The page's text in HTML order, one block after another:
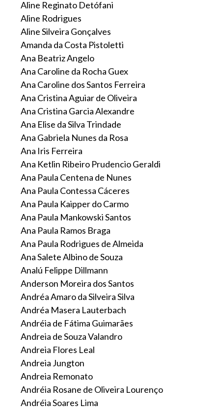
Aline Reginato Detófani
Aline Rodrigues
Aline Silveira Gonçalves
Amanda da Costa Pistoletti
Ana Beatriz Angelo
Ana Caroline da Rocha Guex
Ana Caroline dos Santos Ferreira
Ana Cristina Aguiar de Oliveira
Ana Cristina Garcia Alexandre
Ana Elise da Silva Trindade
Ana Gabriela Nunes da Rosa
Ana Iris Ferreira
Ana Ketlin Ribeiro Prudencio Geraldi
Ana Paula Centena de Nunes
Ana Paula Contessa Cáceres
Ana Paula Kaipper do Carmo
Ana Paula Mankowski Santos
Ana Paula Ramos Braga
Ana Paula Rodrigues de Almeida
Ana Salete Albino de Souza
Analú Felippe Dillmann
Anderson Moreira dos Santos
Andréa Amaro da Silveira Silva
Andréa Masera Lauterbach
Andréia de Fátima Guimarães
Andreia de Souza Valandro
Andreia Flores Leal
Andreia Jungton
Andreia Remonato
Andréia Rosane de Oliveira Lourenço
Andréia Soares Lima